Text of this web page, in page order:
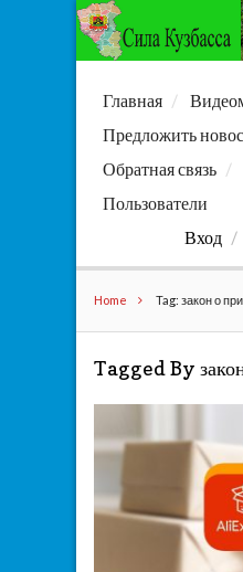
Главная
Предложить
Обратная связь
Пользователи
Вход
Home Tag: закон о
Tagged By